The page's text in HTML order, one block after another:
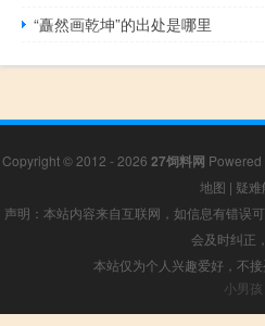
“矗然画乾坤”的出处是哪里
Copyright © 2012 - 2026 27饲料网 Powered
地图 | 疑难
声明：本站内容来自互联网，如信息有错误
会及时纠正
本站仅为个人兴趣爱好，不
小男孩